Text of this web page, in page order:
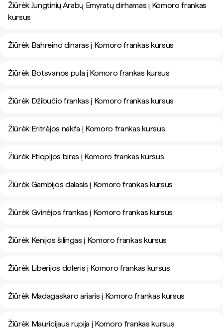
Žiūrėk Jungtinių Arabų Emyratų dirhamas į Komoro frankas
kursus
Žiūrėk Bahreino dinaras į Komoro frankas kursus
Žiūrėk Botsvanos pula į Komoro frankas kursus
Žiūrėk Džibučio frankas į Komoro frankas kursus
Žiūrėk Eritrėjos nakfa į Komoro frankas kursus
Žiūrėk Etiopijos biras į Komoro frankas kursus
Žiūrėk Gambijos dalasis į Komoro frankas kursus
Žiūrėk Gvinėjos frankas į Komoro frankas kursus
Žiūrėk Kenijos šilingas į Komoro frankas kursus
Žiūrėk Liberijos doleris į Komoro frankas kursus
Žiūrėk Madagaskaro ariaris į Komoro frankas kursus
Žiūrėk Mauricijaus rupija į Komoro frankas kursus